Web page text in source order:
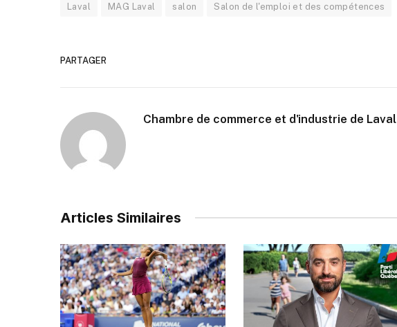
Laval MAG Laval salon Salon de l'emploi et des compétences
PARTAGER
Chambre de commerce et d'industrie de Laval
Articles Similaires